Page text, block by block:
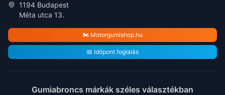
1194 Budapest
Méta utca 13.
🏍️ Motorgumishop.hu
📅 Időpont foglalás
Gumiabroncs márkák széles választékban